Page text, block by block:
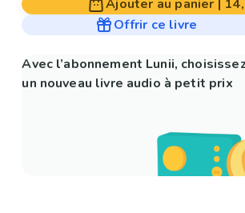
Ajouter au panier |
Offrir ce livre
Avec l’abonnement Lunii,
un nouveau livre audio à petit prix